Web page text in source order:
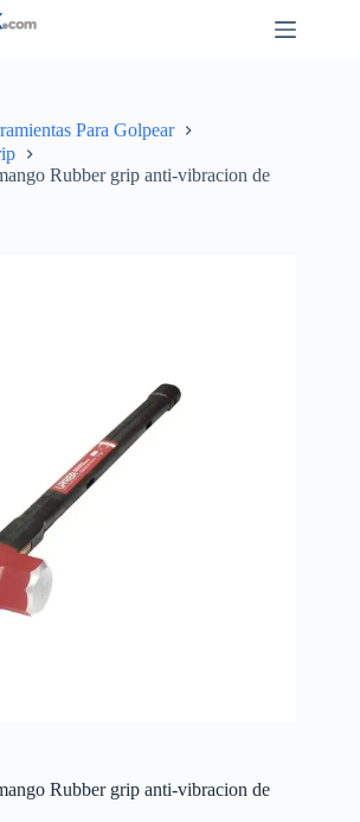
Para Golpear
Rubber grip anti-vibracion de
Rubber grip anti-vibracion de